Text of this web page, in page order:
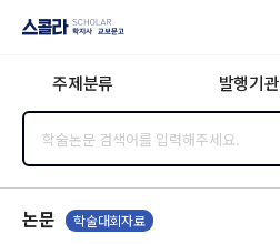
지사·교보문고
주제분류 발행기관
논문 학술대회자료